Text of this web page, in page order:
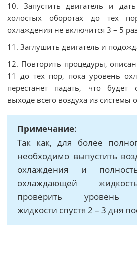
10. Запустить двигатель и
холостых оборотах до тех
охлаждения не включится 3 – 5
11. Заглушить двигатель и
12. Повторить процедуры,
11 до тех пор, пока уровень
перестанет падать, что будет
выходе всего воздуха из системы
Примечание:
Так как, для более
необходимо выпустить
охлаждения и
охлаждающей
проверить уровень
жидкости спустя 2 – 3 дня